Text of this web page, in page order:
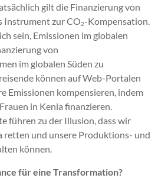
gilt die Finanzierung von
Instrument zur CO2-Kompensation.
sein, Emissionen im globalen
von
im globalen Süden zu
können auf Web-Portalen
Emissionen kompensieren, indem
in Kenia finanzieren.
führen zu der Illusion, dass wir
retten und unsere Produktions- und
können.
für eine Transformation?